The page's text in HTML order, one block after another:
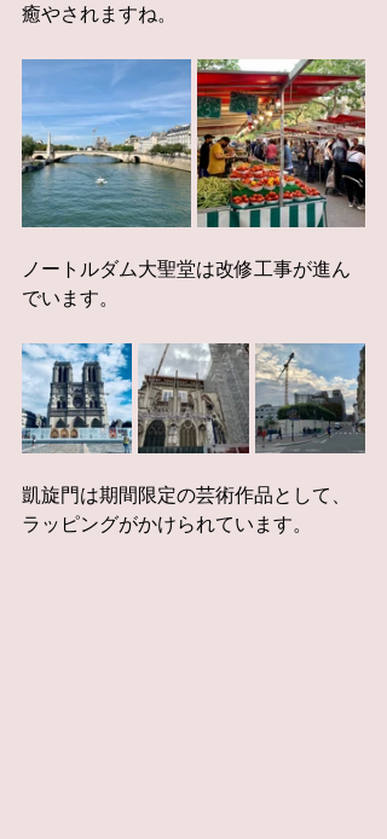
癒やされますね。
ノートルダム大聖堂は改修工事が進ん
でいます。
凱旋門は期間限定の芸術作品として、
ラッピングがかけられています。